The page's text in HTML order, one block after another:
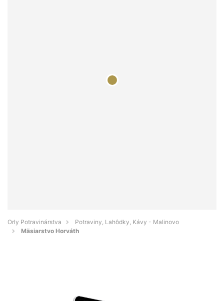
Orly Potravinárstva
Potraviny, Lahôdky, Kávy - Malinovo
Mäsiarstvo Horváth